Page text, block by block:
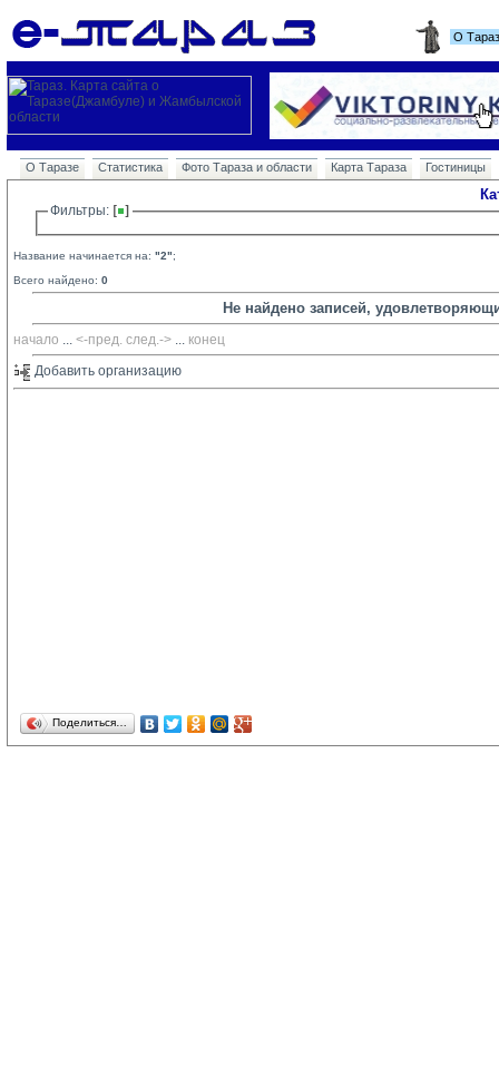
О
О Таразе Статистика Фото Тараза и области Карта Тараза Гостиницы
Фильтры:
Название начинается на: "2";
Всего найдено: 0
Не найдено записей,
начало ... <-пред. след.-> ... конец
Добавить организацию
Поделиться…